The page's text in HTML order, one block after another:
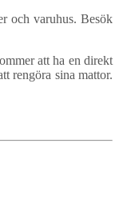
och varuhus. Besök
att ha en direkt
rengöra sina mattor.